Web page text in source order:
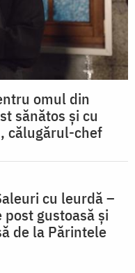
omul din
sănătos și cu
călugărul-chef
cu leurdă –
post gustoasă și
de la Părintele